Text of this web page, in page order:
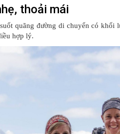
thoải mái
quãng đường di chuyển có
hợp lý.